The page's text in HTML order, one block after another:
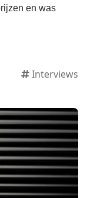
en was
Interviews